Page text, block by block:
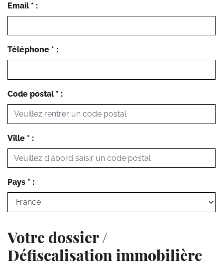
Email * :
Téléphone * :
Code postal * :
Ville * :
Pays * :
Votre dossier /
Défiscalisation immobilière